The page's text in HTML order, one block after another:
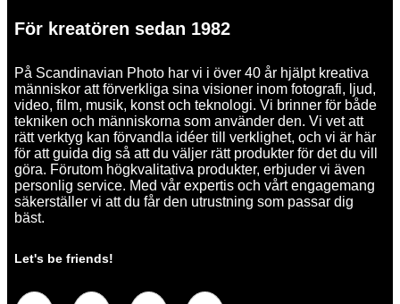
För kreatören sedan 1982
På Scandinavian Photo har vi i över 40 år hjälpt kreativa
människor att förverkliga sina visioner inom fotografi, ljud,
video, film, musik, konst och teknologi. Vi brinner för både
tekniken och människorna som använder den. Vi vet att
rätt verktyg kan förvandla idéer till verklighet, och vi är här
för att guida dig så att du väljer rätt produkter för det du vill
göra. Förutom högkvalitativa produkter, erbjuder vi även
personlig service. Med vår expertis och vårt engagemang
säkerställer vi att du får den utrustning som passar dig
bäst.
Let's be friends!